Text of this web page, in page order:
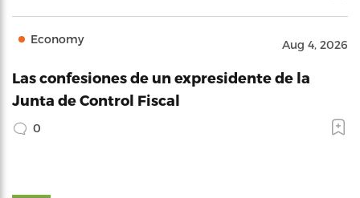
Economy Aug 4, 2026
Las confesiones de un expresidente de la
Junta de Control Fiscal
0